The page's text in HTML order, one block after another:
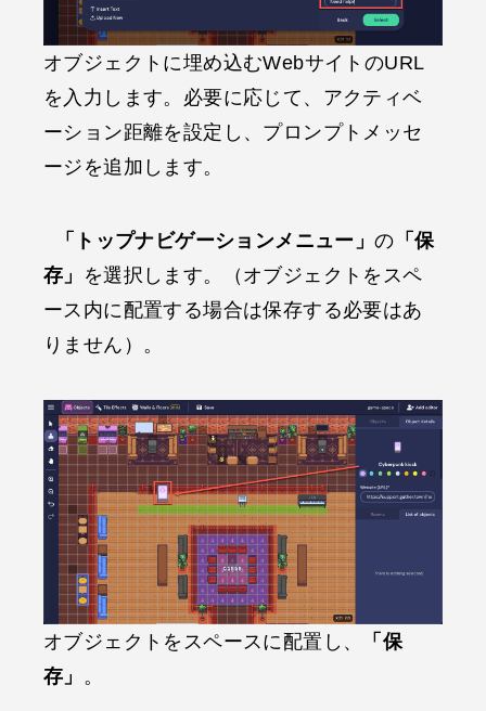
オブジェクトに埋め込むWebサイトのURL
を入力します。必要に応じて、アクティベ
ーション距離を設定し、プロンプトメッセ
ージを追加します。
「トップナビゲーションメニュー」の 「保
存」
を選択します。（オブジェクトをスペ
ース内に配置する場合は保存する必要はあ
りません）。
オブジェクトをスペースに配置し、
「保
存」 。